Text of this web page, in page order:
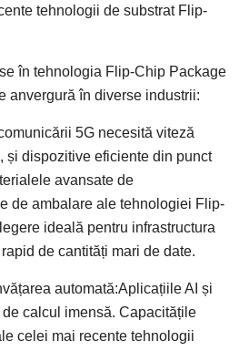
tehnologii de substrat Flip-
în tehnologia Flip-Chip Package
anvergură în diverse industrii:
5G necesită viteză
și dispozitive eficiente din punct
avansate de
de ambalare ale tehnologiei Flip-
ideală pentru infrastructura
de cantități mari de date.
automată:Aplicațiile AI și
calcul imensă. Capacitățile
celei mai recente tehnologii